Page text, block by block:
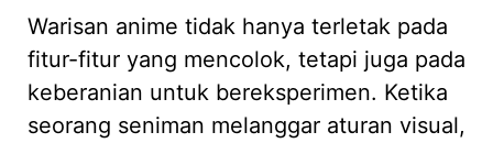
Warisan anime tidak hanya terletak pada
fitur-fitur yang mencolok, tetapi juga pada
keberanian untuk bereksperimen. Ketika
seorang seniman melanggar aturan visual,